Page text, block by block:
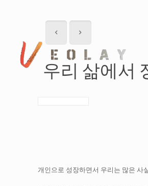
우리 삶에서
개인으로 성장하면서 우리는 많은 사